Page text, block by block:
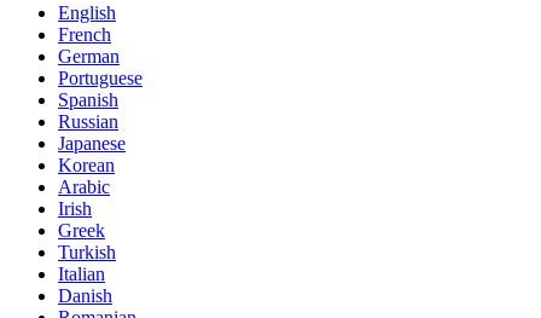
English
French
German
Portuguese
Spanish
Russian
Japanese
Korean
Arabic
Irish
Greek
Turkish
Italian
Danish